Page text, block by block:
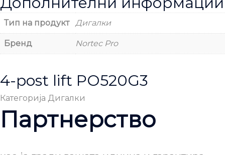
Тип на продукт Дигалки
Бренд Nortec Pro
4-post lift PO520G3
Категорија Дигалки
Партнерство